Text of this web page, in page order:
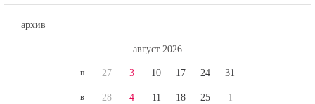
архив
август 2026
п
в
27
28
3
4
10
11
17
18
24
25
31
1